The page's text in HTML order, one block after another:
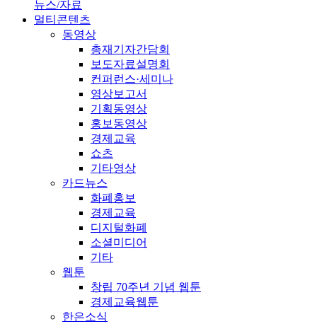
뉴스/자료
멀티콘텐츠
동영상
총재기자간담회
보도자료설명회
컨퍼런스·세미나
영상보고서
기획동영상
홍보동영상
경제교육
쇼츠
기타영상
카드뉴스
화폐홍보
경제교육
디지털화폐
소셜미디어
기타
웹툰
창립 70주년 기념 웹툰
경제교육웹툰
한은소식